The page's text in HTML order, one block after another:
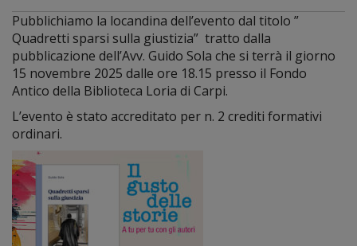
Pubblichiamo la locandina dell’evento dal titolo ”
Quadretti sparsi sulla giustizia” tratto dalla
pubblicazione dell’Avv. Guido Sola che si terrà il giorno
15 novembre 2025 dalle ore 18.15 presso il Fondo
Antico della Biblioteca Loria di Carpi.
L’evento è stato accreditato per n. 2 crediti formativi
ordinari.